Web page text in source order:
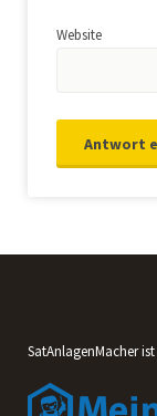
Website
SatAnlagenMacher